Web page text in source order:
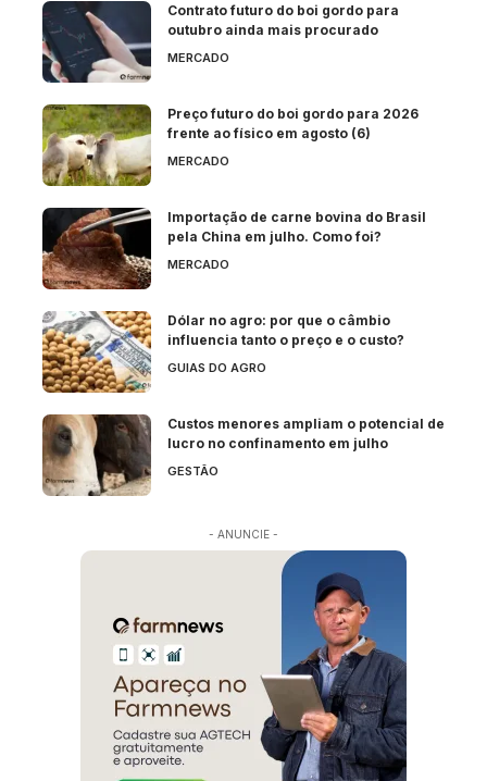
Contrato futuro do boi gordo para
outubro ainda mais procurado
MERCADO
Preço futuro do boi gordo para 2026
frente ao físico em agosto (6)
MERCADO
Importação de carne bovina do Brasil
pela China em julho. Como foi?
MERCADO
Dólar no agro: por que o câmbio
influencia tanto o preço e o custo?
GUIAS DO AGRO
Custos menores ampliam o potencial de
lucro no confinamento em julho
GESTÃO
- ANUNCIE -